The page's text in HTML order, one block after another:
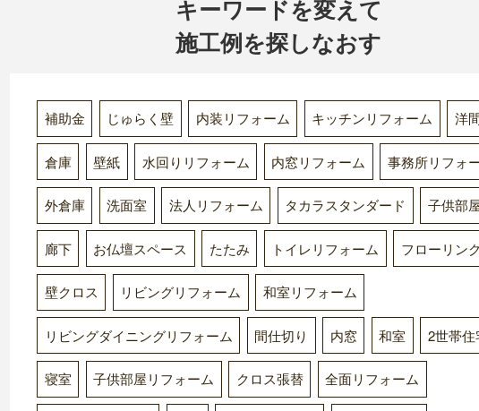
キーワードを変えて
施工例を探しなおす
補助金 じゅらく壁 内装リフォーム キッチンリフォーム 洋
倉庫 壁紙 水回りリフォーム 内窓リフォーム 事務所リフォ
外倉庫 洗面室 法人リフォーム タカラスタンダード 子供部
廊下 お仏壇スペース たたみ トイレリフォーム フローリン
壁クロス リビングリフォーム 和室リフォーム
リビングダイニングリフォーム 間仕切り 内窓 和室 2世帯住
寝室 子供部屋リフォーム クロス張替 全面リフォーム